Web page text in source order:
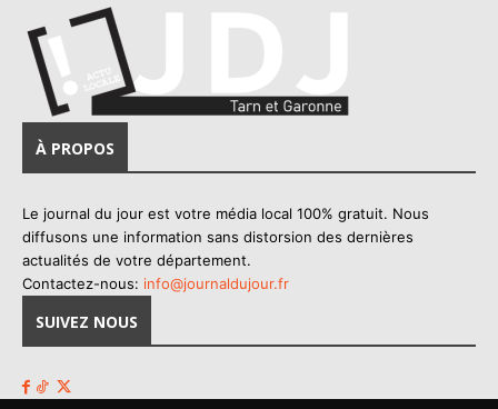
À PROPOS
Le journal du jour est votre média local 100% gratuit. Nous
diffusons une information sans distorsion des dernières
actualités de votre département.
Contactez-nous: info@journaldujour.fr
SUIVEZ NOUS